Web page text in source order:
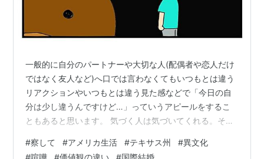
一般的に自分のパートナーや大切な人(配偶者や恋人だけ
ではなく友人など)へ口では言わなくてもいつもとは違う
リアクションやいつもとは違う見た感などで「今日の自
分は少し違うんですけど…」っていうアピールをするこ
ともあると思います。 気づく人は気づいてくれる。そう
す。しかし大抵の人の場合気づかないことが多いでしょ
#察して #アメリカ生活 #テキサス州 #異文化
#喧嘩 #価値観の違い #国際結婚